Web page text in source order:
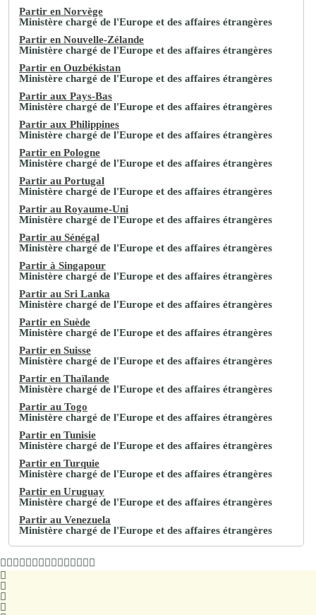
Partir en Norvège
Ministère chargé de l'Europe et des affaires étrangères
Partir en Nouvelle-Zélande
Ministère chargé de l'Europe et des affaires étrangères
Partir en Ouzbékistan
Ministère chargé de l'Europe et des affaires étrangères
Partir aux Pays-Bas
Ministère chargé de l'Europe et des affaires étrangères
Partir aux Philippines
Ministère chargé de l'Europe et des affaires étrangères
Partir en Pologne
Ministère chargé de l'Europe et des affaires étrangères
Partir au Portugal
Ministère chargé de l'Europe et des affaires étrangères
Partir au Royaume-Uni
Ministère chargé de l'Europe et des affaires étrangères
Partir au Sénégal
Ministère chargé de l'Europe et des affaires étrangères
Partir à Singapour
Ministère chargé de l'Europe et des affaires étrangères
Partir au Sri Lanka
Ministère chargé de l'Europe et des affaires étrangères
Partir en Suède
Ministère chargé de l'Europe et des affaires étrangères
Partir en Suisse
Ministère chargé de l'Europe et des affaires étrangères
Partir en Thaïlande
Ministère chargé de l'Europe et des affaires étrangères
Partir au Togo
Ministère chargé de l'Europe et des affaires étrangères
Partir en Tunisie
Ministère chargé de l'Europe et des affaires étrangères
Partir en Turquie
Ministère chargé de l'Europe et des affaires étrangères
Partir en Uruguay
Ministère chargé de l'Europe et des affaires étrangères
Partir au Venezuela
Ministère chargé de l'Europe et des affaires étrangères